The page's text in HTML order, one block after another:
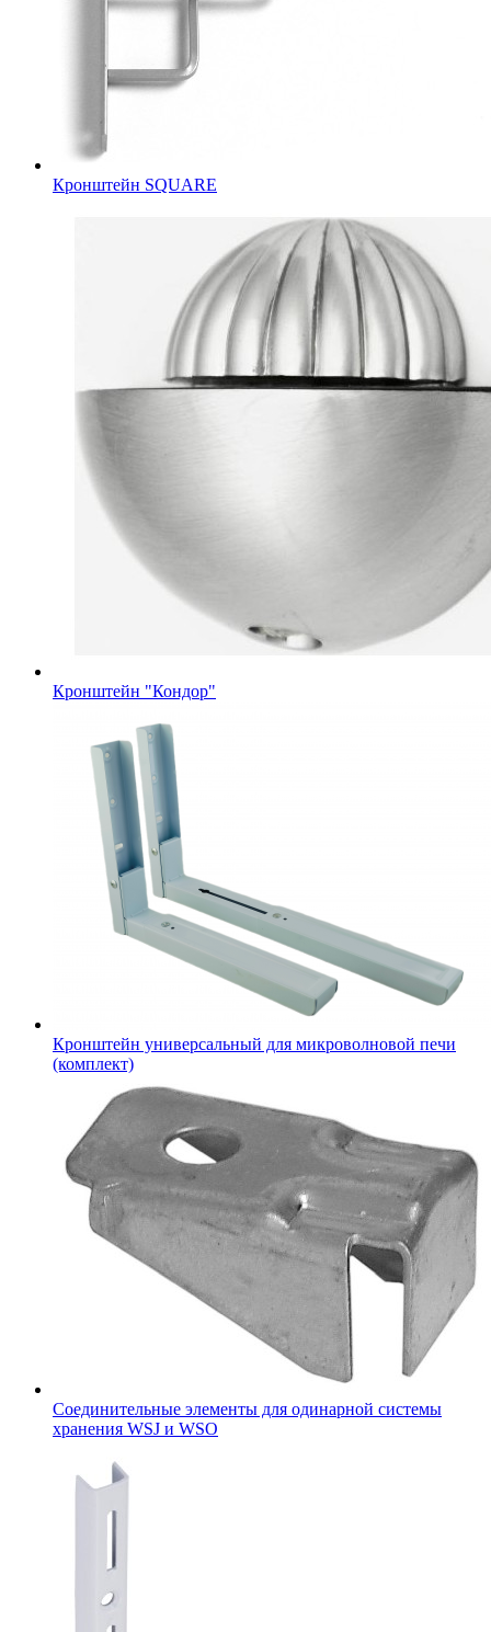
Кронштейн SQUARE
Кронштейн "Кондор"
Кронштейн универсальный для микроволновой печи
(комплект)
Соединительные элементы для одинарной системы
хранения WSJ и WSO